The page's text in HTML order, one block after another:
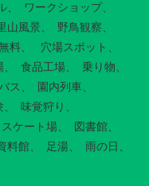
ワークショップ
山風景
野鳥観察
料
穴場スポット
食品工場
乗り物
ス
園内列車
味覚狩り
スケート場
図書館
料館 足湯
雨の日